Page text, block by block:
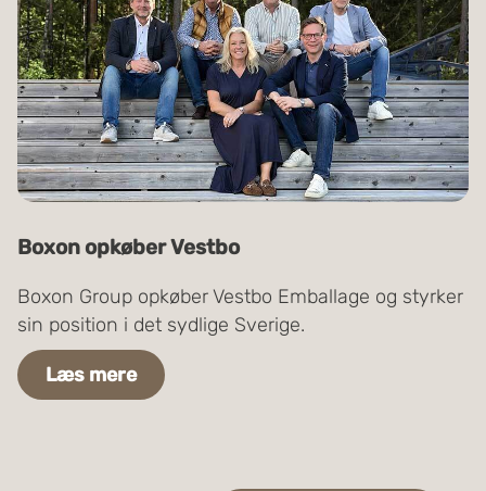
Boxon opkøber Vestbo
Boxon Group opkøber Vestbo Emballage og styrker
sin position i det sydlige Sverige.
Læs mere